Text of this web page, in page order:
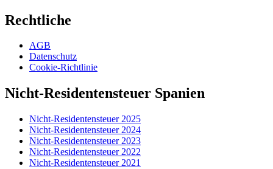
Rechtliche
AGB
Datenschutz
Cookie-Richtlinie
Nicht-Residentensteuer Spanien
Nicht-Residentensteuer 2025
Nicht-Residentensteuer 2024
Nicht-Residentensteuer 2023
Nicht-Residentensteuer 2022
Nicht-Residentensteuer 2021